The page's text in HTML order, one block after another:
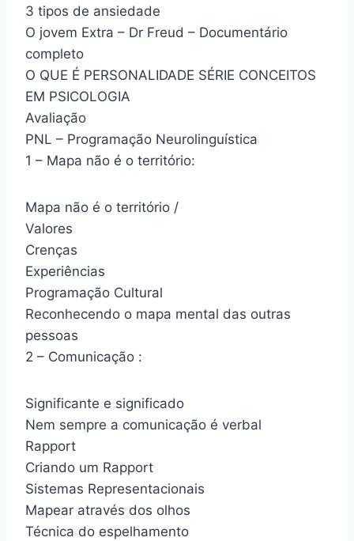
3 tipos de ansiedade
O jovem Extra – Dr Freud – Documentário
completo
O QUE É PERSONALIDADE SÉRIE CONCEITOS
EM PSICOLOGIA
Avaliação
PNL – Programação Neurolinguística
1 – Mapa não é o território:
Mapa não é o território /
Valores
Crenças
Experiências
Programação Cultural
Reconhecendo o mapa mental das outras
pessoas
2 – Comunicação :
Significante e significado
Nem sempre a comunicação é verbal
Rapport
Criando um Rapport
Sistemas Representacionais
Mapear através dos olhos
Técnica do espelhamento